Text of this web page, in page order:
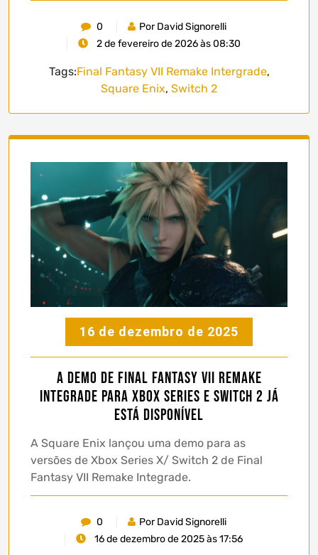
0
Por David Signorelli
2 de fevereiro de 2026 às 08:30
Tags:Final Fantasy VII Remake Intergrade,
Square Enix, Switch 2
16 de dezembro de 2025
A demo de Final Fantasy VII Remake
Integrade para Xbox Series e Switch 2 já
está disponível
A Square Enix lançou uma demo para as
versões de Xbox Series X/ Switch 2 de Final
Fantasy VII Remake Integrade.
0
Por David Signorelli
16 de dezembro de 2025 às 17:56